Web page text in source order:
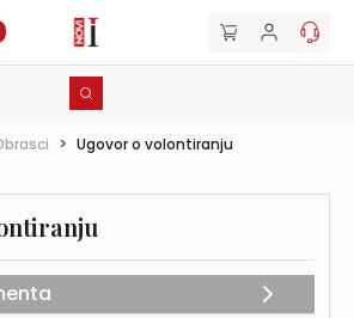
> Ugovor o volontiranju